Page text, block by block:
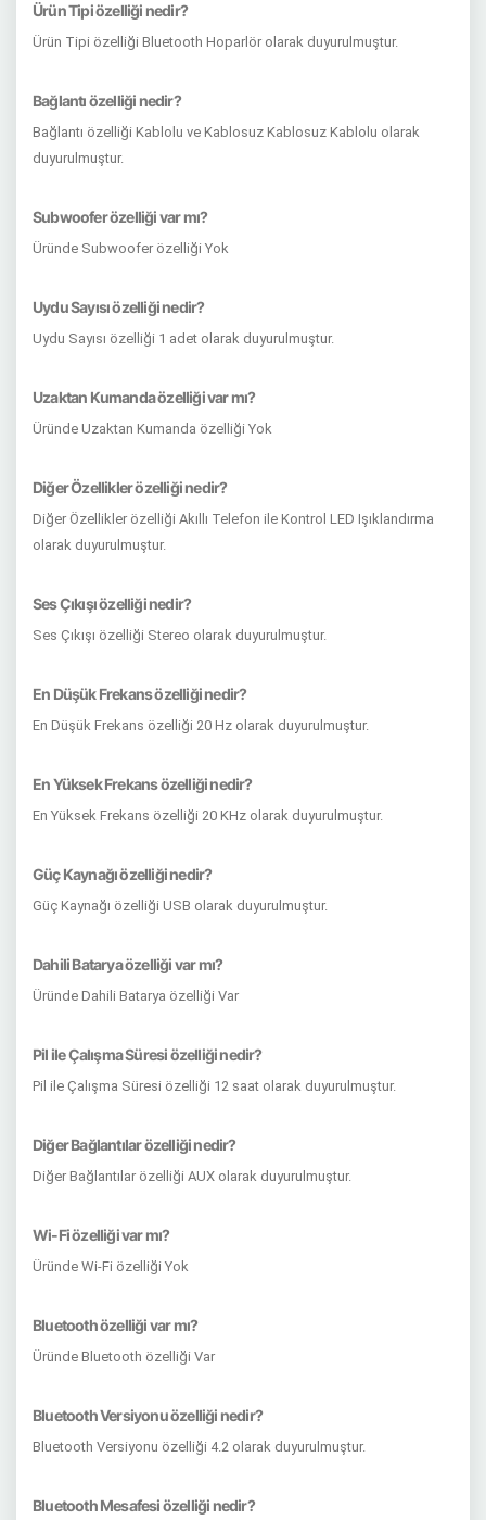
Ürün Tipi özelliği nedir?
Ürün Tipi özelliği Bluetooth Hoparlör olarak duyurulmuştur.
Bağlantı özelliği nedir?
Bağlantı özelliği Kablolu ve Kablosuz Kablosuz Kablolu olarak
duyurulmuştur.
Subwoofer özelliği var mı?
Üründe Subwoofer özelliği Yok
Uydu Sayısı özelliği nedir?
Uydu Sayısı özelliği 1 adet olarak duyurulmuştur.
Uzaktan Kumanda özelliği var mı?
Üründe Uzaktan Kumanda özelliği Yok
Diğer Özellikler özelliği nedir?
Diğer Özellikler özelliği Akıllı Telefon ile Kontrol LED Işıklandırma
olarak duyurulmuştur.
Ses Çıkışı özelliği nedir?
Ses Çıkışı özelliği Stereo olarak duyurulmuştur.
En Düşük Frekans özelliği nedir?
En Düşük Frekans özelliği 20 Hz olarak duyurulmuştur.
En Yüksek Frekans özelliği nedir?
En Yüksek Frekans özelliği 20 KHz olarak duyurulmuştur.
Güç Kaynağı özelliği nedir?
Güç Kaynağı özelliği USB olarak duyurulmuştur.
Dahili Batarya özelliği var mı?
Üründe Dahili Batarya özelliği Var
Pil ile Çalışma Süresi özelliği nedir?
Pil ile Çalışma Süresi özelliği 12 saat olarak duyurulmuştur.
Diğer Bağlantılar özelliği nedir?
Diğer Bağlantılar özelliği AUX olarak duyurulmuştur.
Wi-Fi özelliği var mı?
Üründe Wi-Fi özelliği Yok
Bluetooth özelliği var mı?
Üründe Bluetooth özelliği Var
Bluetooth Versiyonu özelliği nedir?
Bluetooth Versiyonu özelliği 4.2 olarak duyurulmuştur.
Bluetooth Mesafesi özelliği nedir?